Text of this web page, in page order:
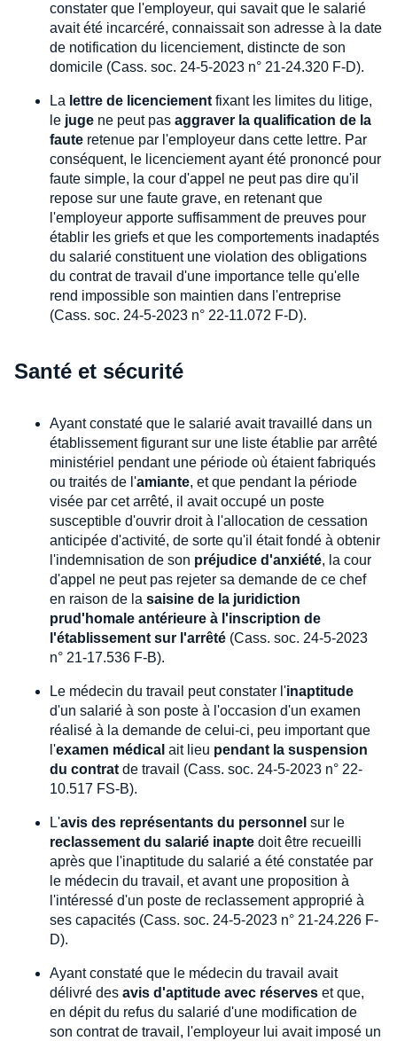
constater que l'employeur, qui savait que le salarié
avait été incarcéré, connaissait son adresse à la date
de notification du licenciement, distincte de son
domicile (Cass. soc. 24-5-2023 n° 21-24.320 F-D).
La lettre de licenciement fixant les limites du litige,
le juge ne peut pas aggraver la qualification de la
faute retenue par l'employeur dans cette lettre. Par
conséquent, le licenciement ayant été prononcé pour
faute simple, la cour d'appel ne peut pas dire qu'il
repose sur une faute grave, en retenant que
l'employeur apporte suffisamment de preuves pour
établir les griefs et que les comportements inadaptés
du salarié constituent une violation des obligations
du contrat de travail d'une importance telle qu'elle
rend impossible son maintien dans l'entreprise
(Cass. soc. 24-5-2023 n° 22-11.072 F-D).
Santé et sécurité
Ayant constaté que le salarié avait travaillé dans un
établissement figurant sur une liste établie par arrêté
ministériel pendant une période où étaient fabriqués
ou traités de l'amiante, et que pendant la période
visée par cet arrêté, il avait occupé un poste
susceptible d'ouvrir droit à l'allocation de cessation
anticipée d'activité, de sorte qu'il était fondé à obtenir
l'indemnisation de son préjudice d'anxiété, la cour
d'appel ne peut pas rejeter sa demande de ce chef
en raison de la saisine de la juridiction
prud'homale antérieure à l'inscription de
l'établissement sur l'arrêté (Cass. soc. 24-5-2023
n° 21-17.536 F-B).
Le médecin du travail peut constater l'inaptitude
d'un salarié à son poste à l'occasion d'un examen
réalisé à la demande de celui-ci, peu important que
l'examen médical ait lieu pendant la suspension
du contrat de travail (Cass. soc. 24-5-2023 n° 22-
10.517 FS-B).
L'avis des représentants du personnel sur le
reclassement du salarié inapte doit être recueilli
après que l'inaptitude du salarié a été constatée par
le médecin du travail, et avant une proposition à
l'intéressé d'un poste de reclassement approprié à
ses capacités (Cass. soc. 24-5-2023 n° 21-24.226 F-
D).
Ayant constaté que le médecin du travail avait
délivré des avis d'aptitude avec réserves et que,
en dépit du refus du salarié d'une modification de
son contrat de travail, l'employeur lui avait imposé un